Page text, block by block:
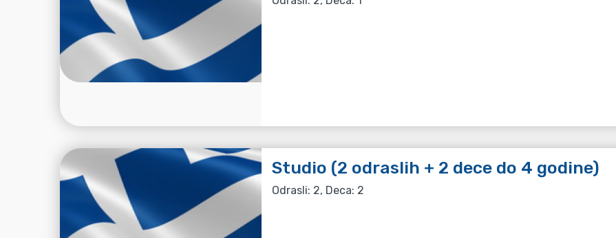
Studio (2 odraslih + 2 dece do 4 godine)
Odrasli: 2, Deca: 2